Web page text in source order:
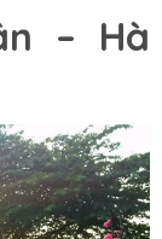
– Hà